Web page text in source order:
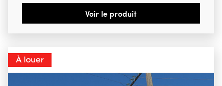
Voir le produit
À louer